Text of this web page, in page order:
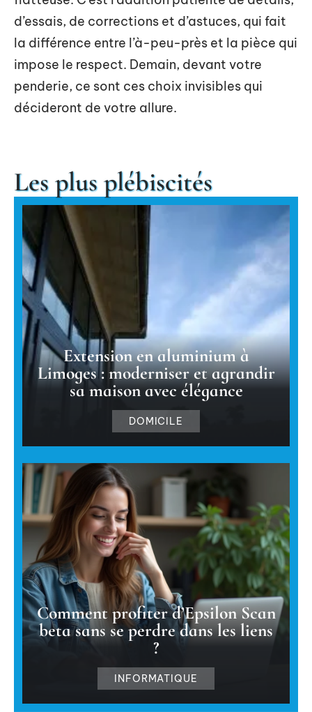
d’essais, de corrections et d’astuces, qui fait
la différence entre l’à-peu-près et la pièce qui
impose le respect. Demain, devant votre
penderie, ce sont ces choix invisibles qui
décideront de votre allure.
Les plus plébiscités
Extension en aluminium à
Limoges : moderniser et agrandir
sa maison avec élégance
DOMICILE
Comment profiter d’Epsilon Scan
beta sans se perdre dans les liens
?
INFORMATIQUE